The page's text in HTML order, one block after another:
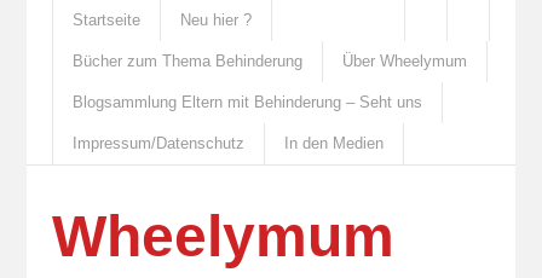
Startseite Neu hier ?
Bücher zum Thema Behinderung Über Wheelymum
Blogsammlung Eltern mit Behinderung – Seht uns
Impressum/Datenschutz In den Medien
Wheelymum